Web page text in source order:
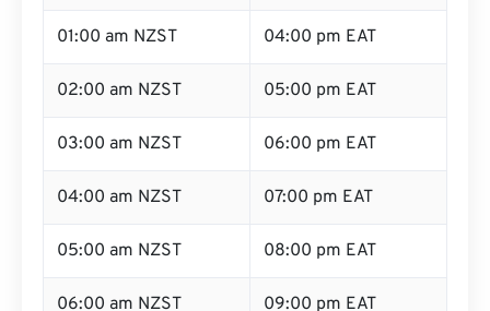
01:00 am NZST 04:00 pm EAT
02:00 am NZST 05:00 pm EAT
03:00 am NZST 06:00 pm EAT
04:00 am NZST 07:00 pm EAT
05:00 am NZST 08:00 pm EAT
06:00 am NZST 09:00 pm EAT